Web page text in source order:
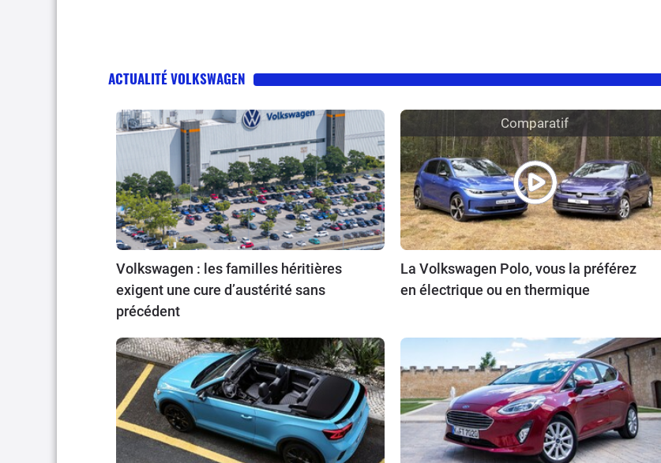
ACTUALITÉ VOLKSWAGEN
Volkswagen : les familles héritières
exigent une cure d’austérité sans
précédent
Comparatif
La Volkswagen Polo, vous la préférez
en électrique ou en thermique